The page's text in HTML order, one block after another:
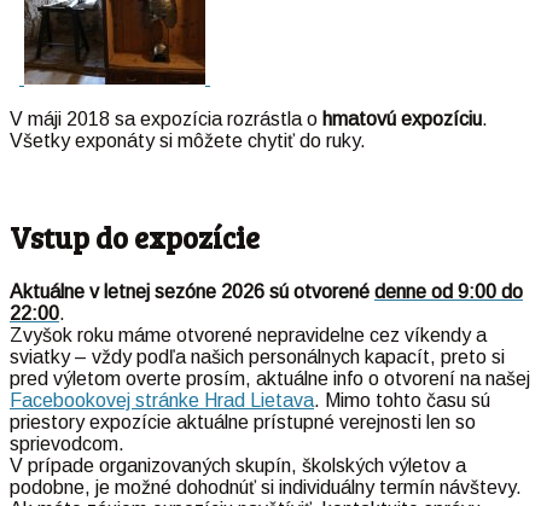
V máji 2018 sa expozícia rozrástla o hmatovú expozíciu.
Všetky exponáty si môžete chytiť do ruky.
Vstup do expozície
Aktuálne v letnej sezóne 2026 sú otvorené denne od 9:00 do
22:00.
Zvyšok roku máme otvorené nepravidelne cez víkendy a
sviatky – vždy podľa našich personálnych kapacít, preto si
pred výletom overte prosím, aktuálne info o otvorení na našej
Facebookovej stránke Hrad Lietava. Mimo tohto času sú
priestory expozície aktuálne prístupné verejnosti len so
sprievodcom.
V prípade organizovaných skupín, školských výletov a
podobne, je možné dohodnúť si individuálny termín návštevy.